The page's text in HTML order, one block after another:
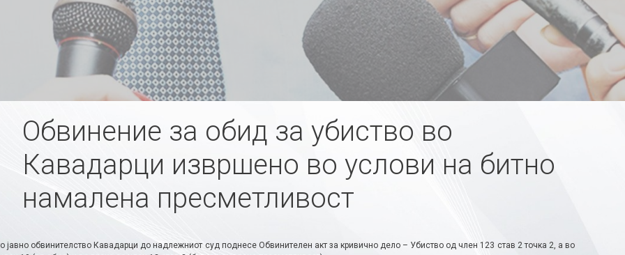
Обвинение за обид за убиство во
Кавадарци извршено во услови на битно
намалена пресметливост
јавно обвинителство Кавадарци до надлежниот суд поднесе Обвинителен акт за кривично дело – Убиство од член 123 став 2 точка 2, а во